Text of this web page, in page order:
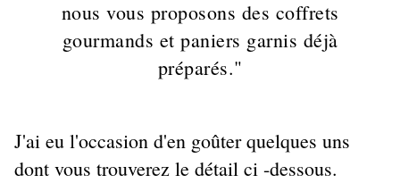
nous vous proposons des coffrets
gourmands et paniers garnis déjà
préparés."
J'ai eu l'occasion d'en goûter quelques uns
dont vous trouverez le détail ci -dessous.